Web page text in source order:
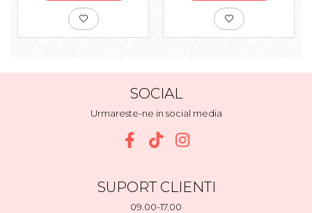
SOCIAL
Urmareste-ne in social media
SUPORT CLIENTI
09.00-17.00